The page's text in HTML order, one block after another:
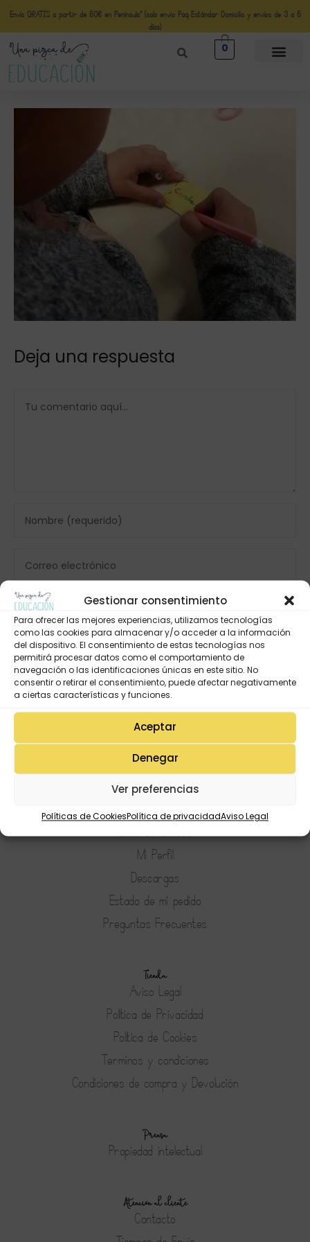
Gestionar consentimiento
Para ofrecer las mejores experiencias, utilizamos tecnologías
como las cookies para almacenar y/o acceder a la información
del dispositivo. El consentimiento de estas tecnologías nos
permitirá procesar datos como el comportamiento de
navegación o las identificaciones únicas en este sitio. No
consentir o retirar el consentimiento, puede afectar negativamente
a ciertas características y funciones.
Aceptar
Denegar
Ver preferencias
Políticas de CookiesPolítica de privacidadAviso Legal
Envío GRATIS a partir de 50€ en Península* (solo envio Paq Estándar Domicilio y envíos de 3 a 5
días)
0
Deja una respuesta
Mi Cuenta
Lista de deseos
Mi Perfil
Descargas
Estado de mi pedido
Preguntas Frecuentes
Tienda
Aviso Legal
Política de Privacidad
Política de Cookies
Terminos y condiciones
Condiciones de compra y Devolución
Prensa
Propiedad intelectual
Atención al cliente
Contacto